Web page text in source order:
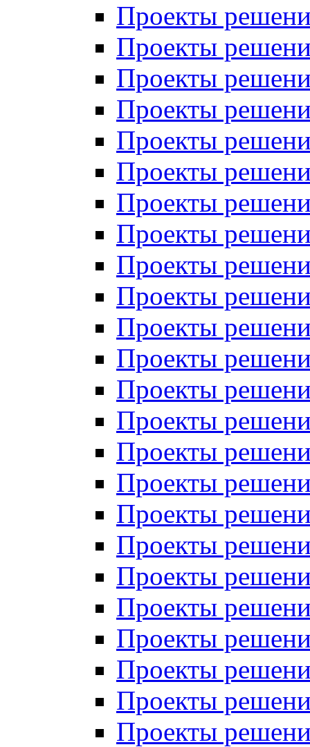
Проекты
Проекты
Проекты
Проекты
Проекты
Проекты
Проекты
Проекты
Проекты
Проекты
Проекты
Проекты
Проекты
Проекты
Проекты
Проекты
Проекты
Проекты
Проекты
Проекты
Проекты
Проекты
Проекты
Проекты